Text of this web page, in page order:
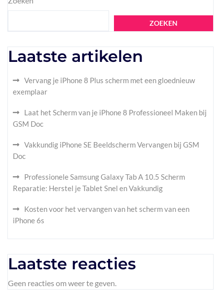
ZOEKEN
Laatste artikelen
Vervang je iPhone 8 Plus scherm met een gloednieuw
exemplaar
Laat het Scherm van je iPhone 8 Professioneel Maken bij
GSM Doc
Vakkundig iPhone SE Beeldscherm Vervangen bij GSM
Doc
Professionele Samsung Galaxy Tab A 10.5 Scherm
Reparatie: Herstel je Tablet Snel en Vakkundig
Kosten voor het vervangen van het scherm van een
iPhone 6s
Laatste reacties
Geen reacties om weer te geven.